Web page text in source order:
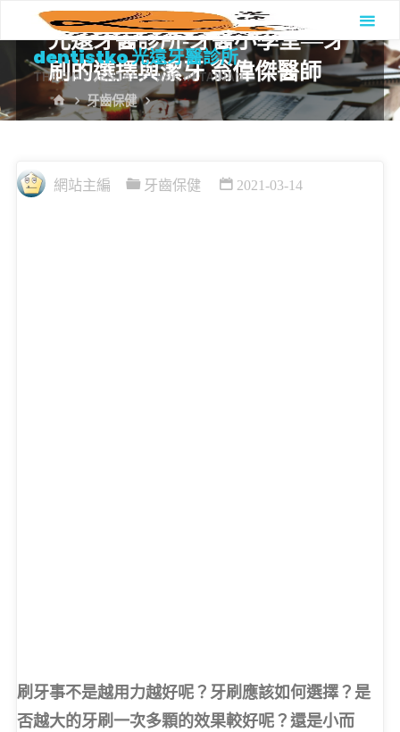
to
content
dentistko 光遠牙醫診所
THE FINE DENTAL CLINIC IN TAINAN
光遠牙醫診所-牙醫小學堂—牙
刷的選擇與潔牙 翁偉傑醫師
HOME牙齒保健
網站主編 牙齒保健 2021-03-14
刷牙事不是越用力越好呢？牙刷應該如何選擇？是
否越大的牙刷一次多顆的效果較好呢？還是小而